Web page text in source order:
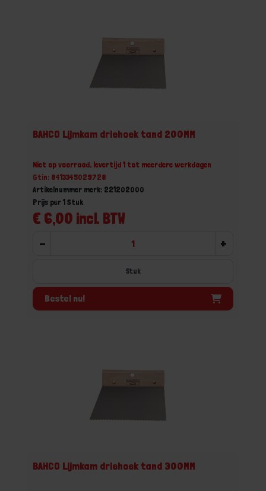
BAHCO Lijmkam driehoek tand 200MM
Niet op voorraad, levertijd 1 tot meerdere werkdagen
Gtin: 8413345029728
Artikelnummer merk: 221202000
€ 6,00 incl. BTW
Prijs per 1 Stuk
- +
Stuk
Bestel nu!
BAHCO Lijmkam driehoek tand 300MM